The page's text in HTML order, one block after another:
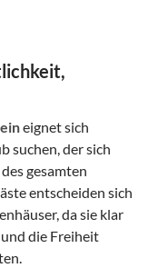
eignet sich
suchen, der sich
gesamten
entscheiden sich
da sie klar
die Freiheit